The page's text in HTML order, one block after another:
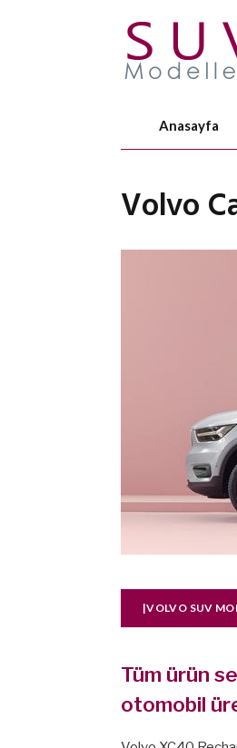
Anasayfa
Volvo
|VOLVO SUV
Tüm ürün
otomobil